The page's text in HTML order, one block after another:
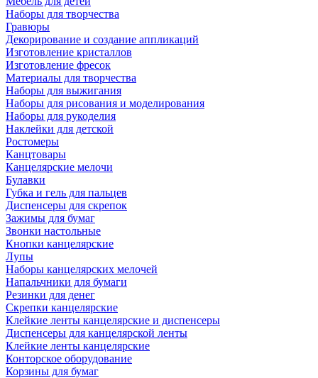
Наборы для творчества
Гравюры
Декорирование и создание аппликаций
Изготовление кристаллов
Изготовление фресок
Материалы для творчества
Наборы для выжигания
Наборы для рисования и моделирования
Наборы для рукоделия
Наклейки для детской
Ростомеры
Канцтовары
Канцелярские мелочи
Булавки
Губка и гель для пальцев
Диспенсеры для скрепок
Зажимы для бумаг
Звонки настольные
Кнопки канцелярские
Лупы
Наборы канцелярских мелочей
Напальчники для бумаги
Резинки для денег
Скрепки канцелярские
Клейкие ленты канцелярские и диспенсеры
Диспенсеры для канцелярской ленты
Клейкие ленты канцелярские
Конторское оборудование
Корзины для бумаг